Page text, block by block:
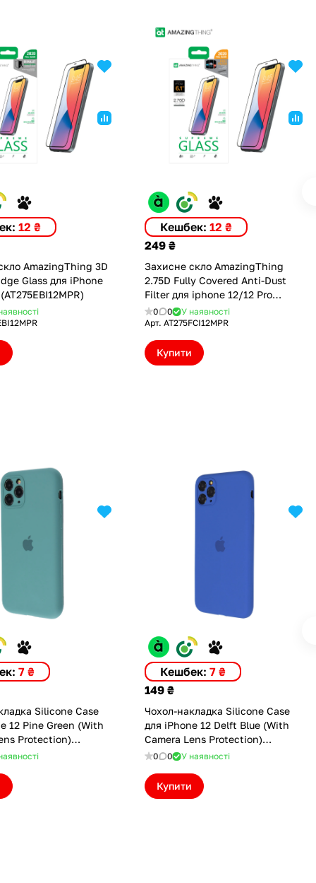
12 ₴
AmazingThing 3D
Glass для iPhone
Кешбек: 12 ₴
249 ₴
Захисне скло AmazingThing
2.75D Fully Covered Anti-Dust
Filter для iphone 12/12 Pro
(AT275FCI12MPR)
0 0
У наявності
Арт. AT275FCI12MPR
Купити
7 ₴
Silicone Case
Protection)
Кешбек: 7 ₴
149 ₴
Чохол-накладка Silicone Case
для iPhone 12 Delft Blue (With
Camera Lens Protection)
(ASC12CLPDBL)
0 0 У наявності
Купити